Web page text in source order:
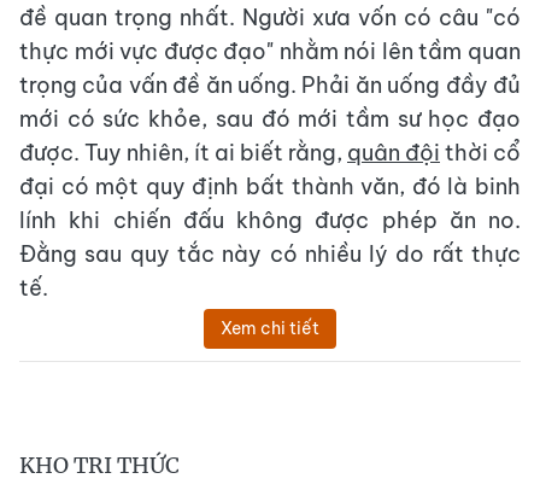
đề quan trọng nhất. Người xưa vốn có câu "có
thực mới vực được đạo" nhằm nói lên tầm quan
trọng của vấn đề ăn uống. Phải ăn uống đầy đủ
mới có sức khỏe, sau đó mới tầm sư học đạo
được. Tuy nhiên, ít ai biết rằng, quân đội thời cổ
đại có một quy định bất thành văn, đó là binh
lính khi chiến đấu không được phép ăn no.
Đằng sau quy tắc này có nhiều lý do rất thực
tế.
Xem chi tiết
KHO TRI THỨC